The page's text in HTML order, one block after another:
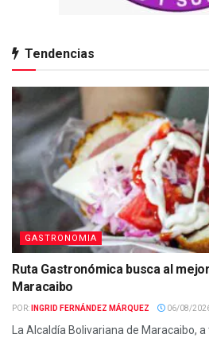
Tendencias
GASTRONOMIA
Ruta Gastronómica busca al
Maracaibo
POR: INGRID FERNÁNDEZ MÁRQUEZ 06/08/
La Alcaldía Bolivariana de Maracaibo,